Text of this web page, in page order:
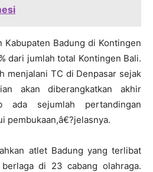
Badung di Kontingen
dari jumlah total Kontingen Bali.
menjalani TC di Denpasar sejak
akan diberangkatkan akhir
ada sejumlah pertandingan
pembukaan,â€?jelasnya.
atlet Badung yang terlibat
di 23 cabang olahraga.